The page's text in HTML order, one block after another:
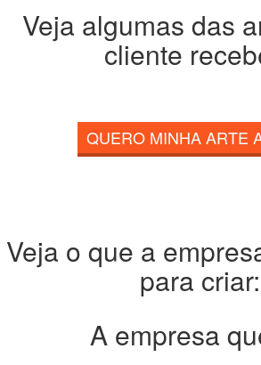
Veja algumas das
cliente
QUERO MINHA ARTE
Veja o que a
para criar:
A empresa